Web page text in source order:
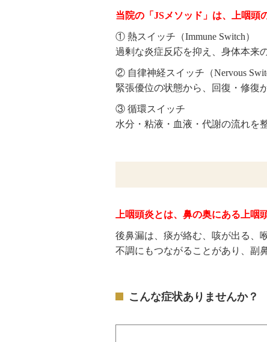
当院の「JSメソッド」は、上咽頭
① 熱スイッチ（Immune Switch）
過剰な炎症反応を抑え、身体本来
② 自律神経スイッチ（Nervous
緊張優位の状態から、回復・修復
③ 循環スイッチ
水分・粘液・血液・代謝の流れを
上咽頭炎とは、鼻の奥にある上咽
後鼻漏は、痰が絡む、咳が出る、
不調にもつながることがあり、副
こんな症状ありませんか？